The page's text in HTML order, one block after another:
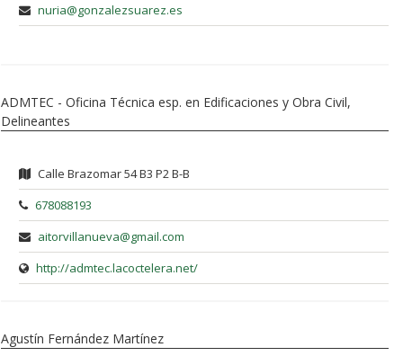
nuria@gonzalezsuarez.es
ADMTEC - Oficina Técnica esp. en Edificaciones y Obra Civil,
Delineantes
Calle Brazomar 54 B3 P2 B-B
678088193
aitorvillanueva@gmail.com
http://admtec.lacoctelera.net/
Agustín Fernández Martínez